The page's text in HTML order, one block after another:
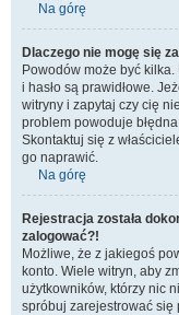
Na górę
Dlaczego nie mogę się
Powodów może być
i hasło są prawidłowe.
witryny i zapytaj czy cię
problem powoduje
Skontaktuj się z
go naprawić.
Na górę
Rejestracja została
zalogować?!
Możliwe, że z jakiegoś
konto. Wiele witryn, aby
użytkowników, którzy nic
spróbuj zarejestrować się